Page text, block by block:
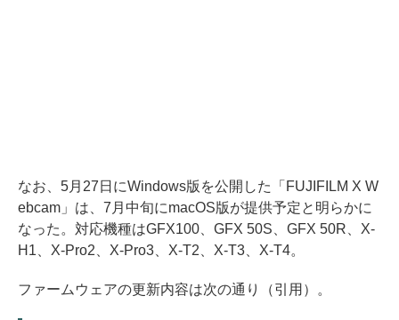
なお、5月27日にWindows版を公開した「FUJIFILM X W
ebcam」は、7月中旬にmacOS版が提供予定と明らかに
なった。対応機種はGFX100、GFX 50S、GFX 50R、X-
H1、X-Pro2、X-Pro3、X-T2、X-T3、X-T4。
ファームウェアの更新内容は次の通り（引用）。